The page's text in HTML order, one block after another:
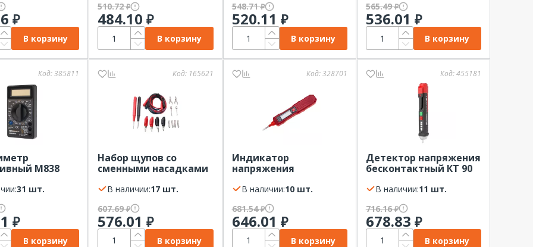
₽
В корзину
510.72₽
484.10₽
В корзину
548.71₽
520.11 ₽
В корзину
565.49₽
536.01 ₽
В корзину
Код:385811
M838
31 шт.
₽
В корзину
Код: 165621
Набор щупов со
сменными насадками
для щупов
красный+черный,
щупы 2шт, иглы 2шт,
"вилки" 2шт, "банан"
4шт, "крокодил" 4шт
В наличии:
17 шт.
607.69₽
576.01₽
В корзину
Код:328701
Индикатор
напряжения
цифровой REXANT R-30
В наличии:
10 шт.
681.54₽
646.01 ₽
В корзину
Код:455181
Детектор напряжения
бесконтактный КТ 90
В наличии:
11 шт.
716.16₽
678.83 ₽
В корзину